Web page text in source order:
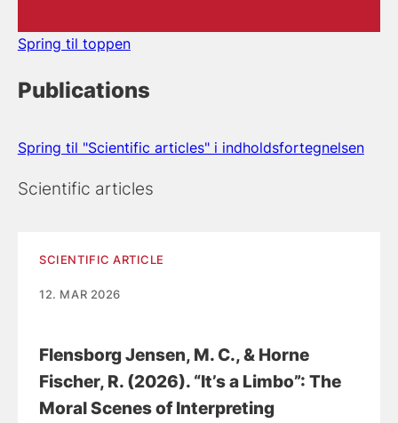
Spring til toppen
Publications
Spring til "Scientific articles" i indholdsfortegnelsen
Scientific articles
SCIENTIFIC ARTICLE
12. MAR 2026
Flensborg Jensen, M. C., & Horne
Fischer, R. (2026). “It’s a Limbo”: The
Moral Scenes of Interpreting